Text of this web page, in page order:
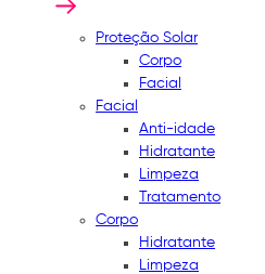
Proteção Solar
Corpo
Facial
Facial
Anti-idade
Hidratante
Limpeza
Tratamento
Corpo
Hidratante
Limpeza